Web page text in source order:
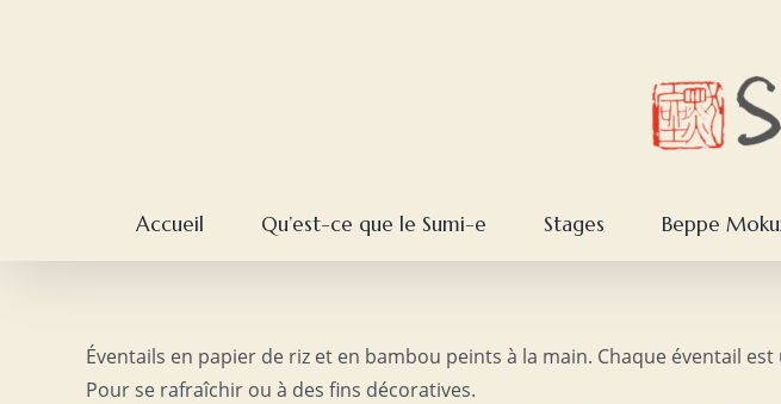
Accueil Qu’est-ce que le Sumi-e Stages Beppe
Éventails en papier de riz et en bambou peints à la main. Chaque éventail est
Pour se rafraîchir ou à des fins décoratives.